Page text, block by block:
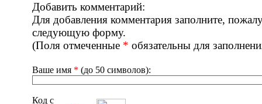
Добавить комментарий:
Для добавления комментария заполните,
следующую форму.
(Поля отмеченные * обязательны для
Ваше имя * (до 50 символов):
Код с